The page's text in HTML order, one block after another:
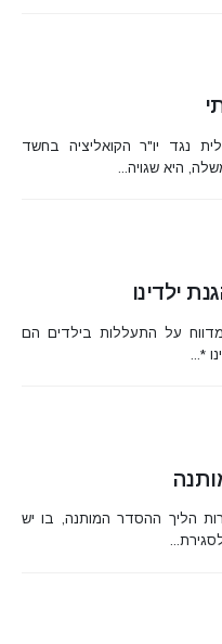
נגד יו"ר הקואליציה בחשד
היא שגויה...
ילדינו
מדווח על התעללות בילדים הם
*...
הליך ההסדר המותנה, בו יש